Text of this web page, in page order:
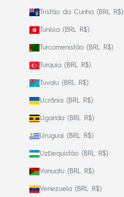
Tristão da Cunha (BRL R$)
Tunísia (BRL R$)
Turcomenistão (BRL R$)
Turquia (BRL R$)
Tuvalu (BRL R$)
Ucrânia (BRL R$)
Uganda (BRL R$)
Uruguai (BRL R$)
Uzbequistão (BRL R$)
Vanuatu (BRL R$)
Venezuela (BRL R$)